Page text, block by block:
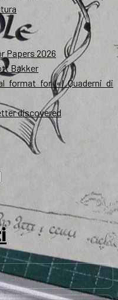
Papers 2026
Bakker
format for «I Quaderni di
discovered